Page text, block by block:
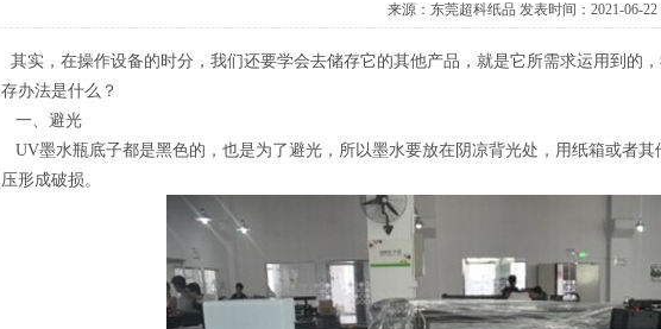
来源：东莞超科纸品 发表时间：2021-06-22
其实，在操作设备的时分，我们还要学会去储存它的其他产品，就是它所需求运用到的
存办法是什么？
一、避光
UV墨水瓶底子都是黑色的，也是为了避光，所以墨水要放在阴凉背光处，用纸箱或者
压形成破损。